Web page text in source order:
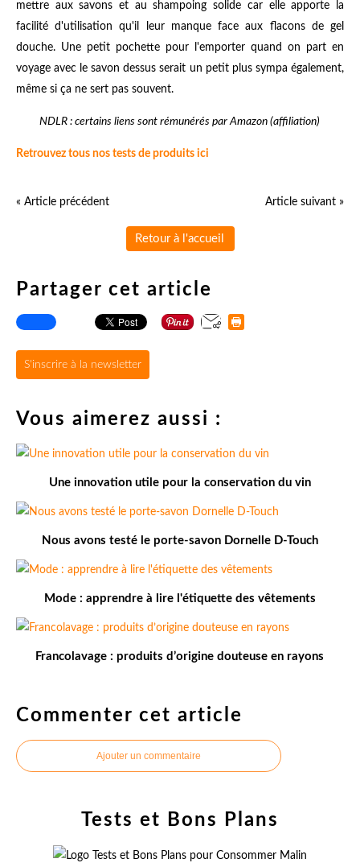
mettre aux savons et au shampoing solide car elle apporte la
facilité d'utilisation qu'il leur manque face aux flacons de gel
douche. Une petit pochette pour l'emporter quand on part en
voyage avec le savon dessus serait un petit plus sympa également,
même si ça ne sert pas souvent.
NDLR : certains liens sont rémunérés par Amazon (affiliation)
Retrouvez tous nos tests de produits ici
« Article précédent Article suivant »
Retour à l'accueil
Partager cet article
S'inscrire à la newsletter
Vous aimerez aussi :
Une innovation utile pour la conservation du vin
Nous avons testé le porte-savon Dornelle D-Touch
Mode : apprendre à lire l'étiquette des vêtements
Francolavage : produits d’origine douteuse en rayons
Commenter cet article
Ajouter un commentaire
Tests et Bons Plans